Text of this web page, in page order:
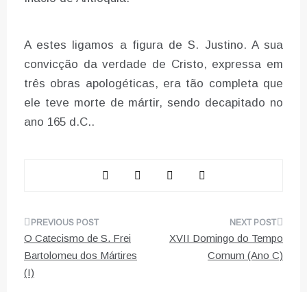
A estes ligamos a figura de S. Justino. A sua
convicção da verdade de Cristo, expressa em
três obras apologéticas, era tão completa que
ele teve morte de mártir, sendo decapitado no
ano 165 d.C..
Navegação
de
artigos
O Catecismo de S. Frei
Bartolomeu dos Mártires
(I)
XVII Domingo do Tempo
Comum (Ano C)